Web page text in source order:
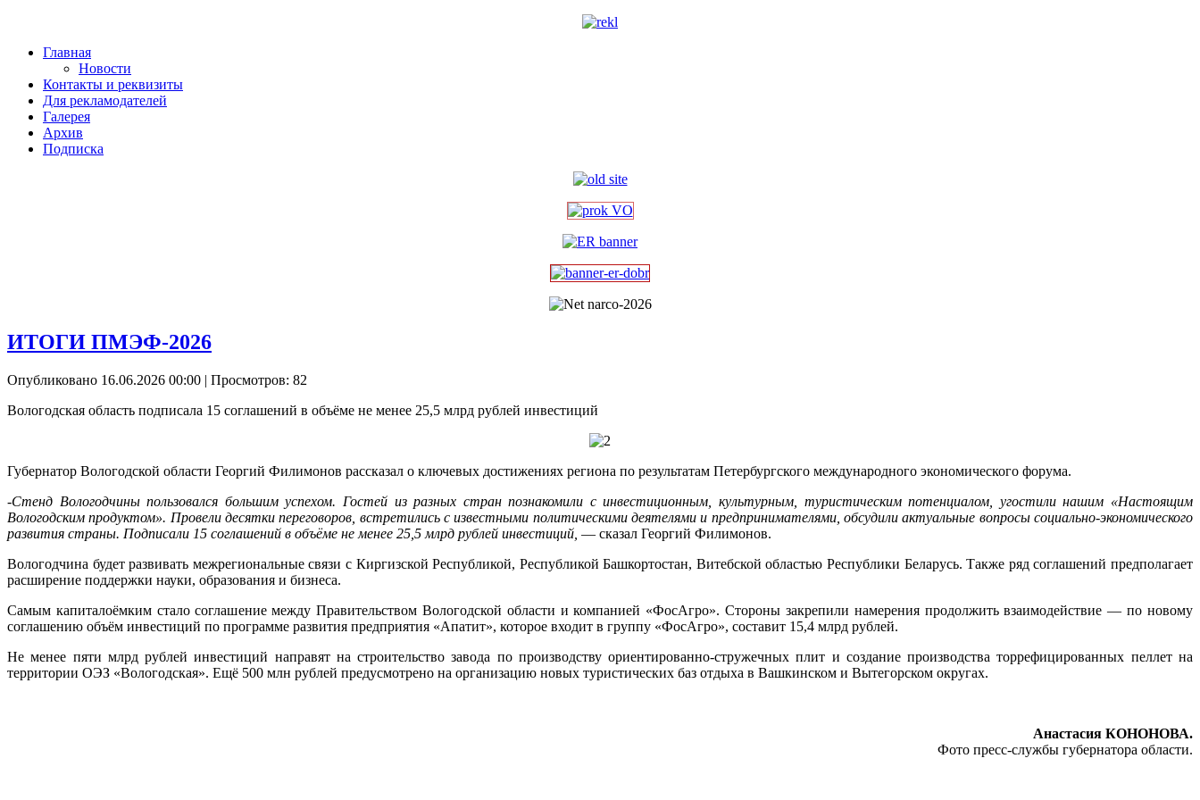
Главная
Новости
Контакты и реквизиты
Для рекламодателей
Галерея
Архив
Подписка
ИТОГИ ПМЭФ-2026
Опубликовано 16.06.2026 00:00 | Просмотров: 82
Вологодская область подписала 15 соглашений в объёме не менее 25,5 млрд рублей инвестиций
Губернатор Вологодской области Георгий Филимонов рассказал о ключевых достижениях региона по результатам Петербургского международного экономического форума.
-Стенд Вологодчины пользовался большим успехом. Гостей из разных стран познакомили с инвестиционным, культурным, туристическим потенциалом, угостили нашим «Настоящим
Вологодским продуктом». Провели десятки переговоров, встретились с известными политическими деятелями и предпринимателями, обсудили актуальные вопросы социально-экономического
развития страны. Подписали 15 соглашений в объёме не менее 25,5 млрд рублей инвестиций, — сказал Георгий Филимонов.
Вологодчина будет развивать межрегиональные связи с Киргизской Республикой, Республикой Башкортостан, Витебской областью Республики Беларусь. Также ряд соглашений предполагает
расширение поддержки науки, образования и бизнеса.
Самым капиталоёмким стало соглашение между Правительством Вологодской области и компанией «ФосАгро». Стороны закрепили намерения продолжить взаимодействие — по новому
соглашению объём инвестиций по программе развития предприятия «Апатит», которое входит в группу «ФосАгро», составит 15,4 млрд рублей.
Не менее пяти млрд рублей инвестиций направят на строительство завода по производству ориентированно-стружечных плит и создание производства торрефицированных пеллет на
территории ОЭЗ «Вологодская». Ещё 500 млн рублей предусмотрено на организацию новых туристических баз отдыха в Вашкинском и Вытегорском округах.
Анастасия КОНОНОВА.
Фото пресс-службы губернатора области.